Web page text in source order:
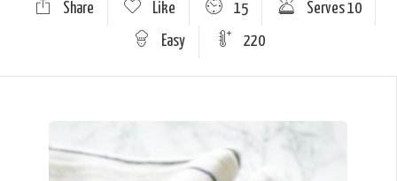
Share Like 15 Serves 10
Easy 220